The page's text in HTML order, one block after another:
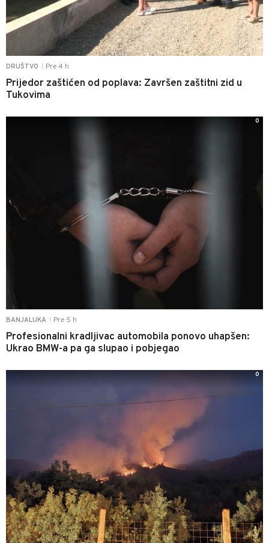
DRUŠTVO Pre 4 h
Prijedor zaštićen od poplava: Završen zaštitni zid u
Tukovima
BANJALUKA Pre 5 h
Profesionalni kradljivac automobila ponovo uhapšen:
Ukrao BMW-a pa ga slupao i pobjegao
0
0